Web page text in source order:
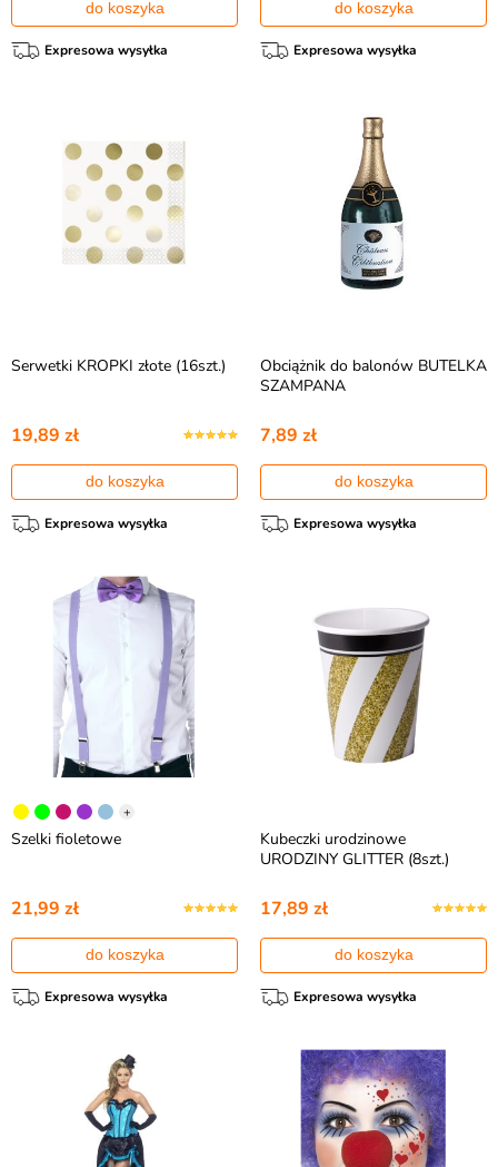
do koszyka
Expresowa wysyłka
do koszyka
Expresowa wysyłka
Serwetki KROPKI złote (16szt.)
19,89 zł
do koszyka
Expresowa wysyłka
Obciążnik do balonów BUTELKA
SZAMPANA
7,89 zł
do koszyka
Expresowa wysyłka
+
Szelki fioletowe
21,99 zł
do koszyka
Expresowa wysyłka
Kubeczki urodzinowe
URODZINY GLITTER (8szt.)
17,89 zł
do koszyka
Expresowa wysyłka